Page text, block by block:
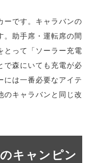
ーです。キャラバンの
。助手席・運転席の間
とって「ソーラー充電
で森にいても充電が必
には一番必要なアイテ
のキャラバンと同じ改
キャンピン